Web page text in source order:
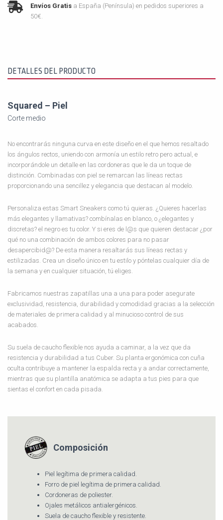
Envíos Gratis a España (Península) en pedidos superiores a
50€.
DETALLES DEL PRODUCTO
Squared – Piel
Corte medio
No encontrarás ninguna curva en este diseño en el que hemos resaltado
los ángulos rectos, uniendo con armonía un estilo retro pero actual, e
incorporándole un detalle en las cordoneras que le da un toque de
distinción. Combinadas con piel se remarcan las líneas rectas
proporcionando una sencillez y elegancia que destacan al modelo.
Personaliza estas Smart Sneakers como tú quieras. ¿Quieres hacerlas
más elegantes y llamativas? combínalas en blanco, o ¿elegantes y
discretas? el negro es tu color. Y si eres de l@s que quieren destacar ¿por
qué no una combinación de ambos colores para no pasar
desapercibid@? De esta manera resaltarás sus líneas rectas y
estilizadas. Crea un diseño único en tu estilo y póntelas cualquier día de
la semana y en cualquier situación, tú eliges.
Fabricamos nuestras zapatillas una a una para poder asegurate
exclusividad, resistencia, durabilidad y comodidad gracias a la selección
de materiales de primera calidad y al minucioso control de sus
acabados.
Su suela de caucho flexible nos ayuda a caminar, a la vez que da
resistencia y durabilidad a tus Cuber. Su planta ergonómica con cuña
oculta contribuye a mantener la espalda recta y a andar correctamente,
mientras que su plantilla anatómica se adapta a tus pies para que
sientas el confort en cada pisada.
Composición
Piel legítima de primera calidad.
Forro de piel legítima de primera calidad.
Cordoneras de poliester.
Ojales metálicos antialergénicos.
Suela de caucho flexible y resistente.